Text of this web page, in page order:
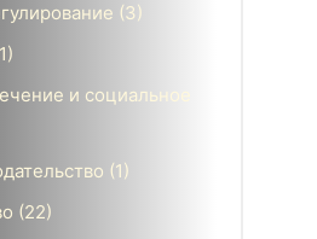
(3)
и социальное
(1)
(22)